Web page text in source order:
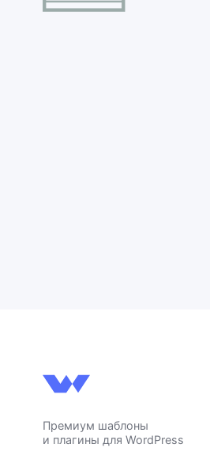
Премиум шаблоны
и плагины для WordPress